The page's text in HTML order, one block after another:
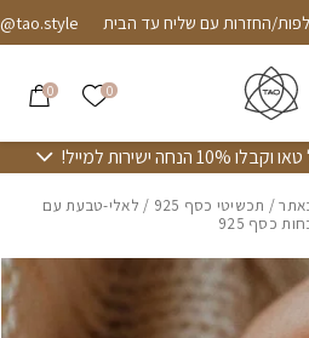
החלפות/החזרות עם שליח עד הבית
0 הרשימה
0
ישירות למייל!
/ תכשיטי כסף 925
/ לאלי-טבעת עם
כסף 925